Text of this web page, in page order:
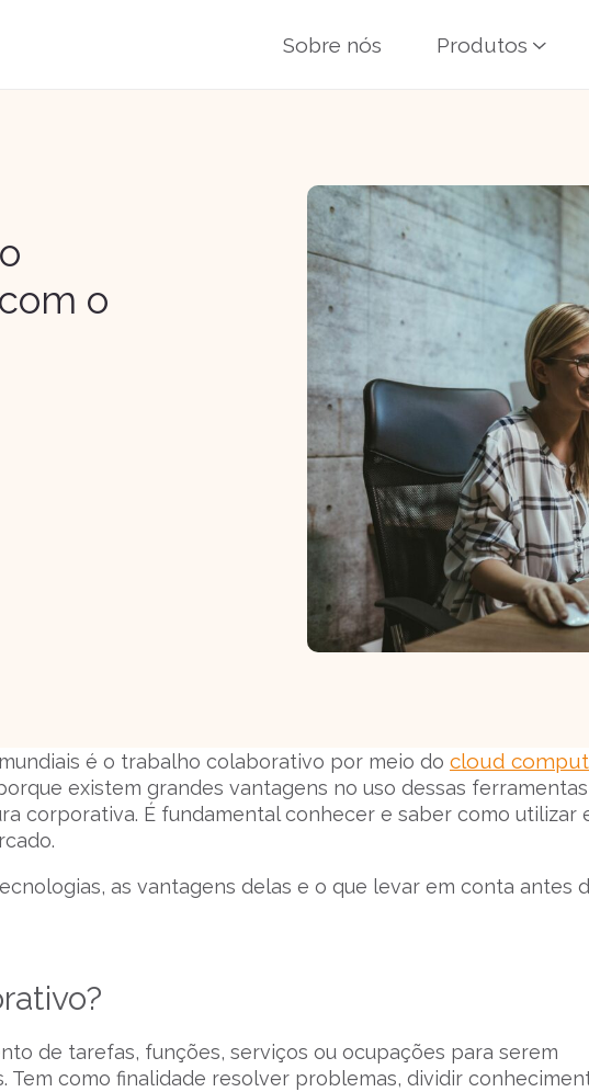
Sobre nós Produtos
o
é o trabalho colaborativo por meio do cloud
existem grandes vantagens no uso dessas
corporativa. É fundamental conhecer e saber como utilizar
as vantagens delas e o que levar em conta antes
de tarefas, funções, serviços ou ocupações para serem
Tem como finalidade resolver problemas, dividir